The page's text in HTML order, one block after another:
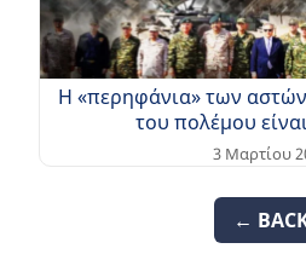
Η «περηφάνια» των
του πολέμου
3 Μαρτίου
←